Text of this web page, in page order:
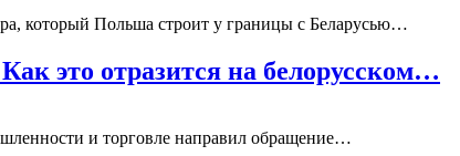
который Польша строит у границы с Беларусью…
это отразится на белорусском…
и торговле направил обращение…